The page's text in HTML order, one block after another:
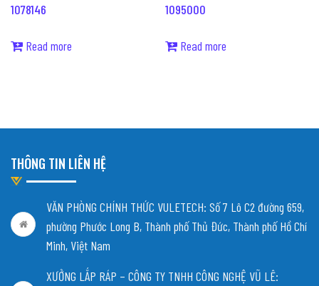
1078146
Read more
1095000
Read more
THÔNG TIN LIÊN HỆ
VĂN PHÒNG CHÍNH THỨC VULETECH: Số 7 Lô C2 đường 659,
phường Phước Long B, Thành phố Thủ Đức, Thành phố Hồ Chí
Minh, Việt Nam
XƯỞNG LẮP RÁP – CÔNG TY TNHH CÔNG NGHỆ VŨ LÊ: